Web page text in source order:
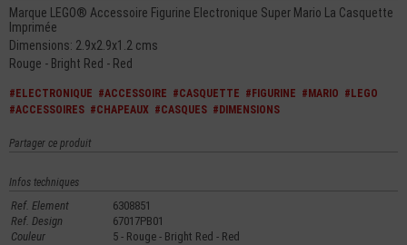
Marque LEGO® Accessoire Figurine Electronique Super Mario La Casquette
Imprimée
Dimensions: 2.9x2.9x1.2 cms
Rouge - Bright Red - Red
#ELECTRONIQUE #ACCESSOIRE #CASQUETTE #FIGURINE #MARIO #LEGO
#ACCESSOIRES #CHAPEAUX #CASQUES #DIMENSIONS
Partager ce produit
Infos techniques
Ref. Element
6308851
Ref. Design
67017PB01
Couleur
5 - Rouge - Bright Red - Red